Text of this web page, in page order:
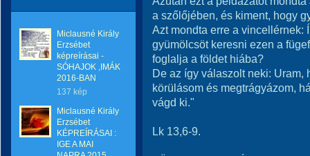
Miclausné Király
Erzsébet
képreírásai -
SÓHAJOK ,IMÁK
2016-BAN
137 kép
Miclausné Király
Erzsébet
KÉPREÍRÁSAI :
IGE A MAI
a szőlőjében, és kiment, hogy
Azt mondta erre a vincellérnek:
gyümölcsöt keresni ezen a
foglalja a földet hiába?
De az így válaszolt neki: Uram,
körülásom és megtrágyázom,
vágd ki."
Lk 13,6-9.